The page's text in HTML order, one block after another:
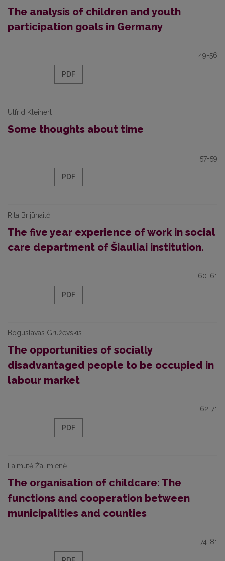
The analysis of children and youth
participation goals in Germany
49-56
PDF
Ulfrid Kleinert
Some thoughts about time
57-59
PDF
Rita Brijūnaitė
The five year experience of work in social
care department of Šiauliai institution.
60-61
PDF
Boguslavas Gruževskis
The opportunities of socially
disadvantaged people to be occupied in
labour market
62-71
PDF
Laimutė Žalimienė
The organisation of childcare: The
functions and cooperation between
municipalities and counties
74-81